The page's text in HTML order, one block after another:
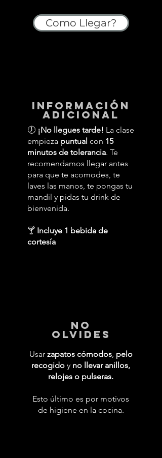
Como Llegar?
información
adicional
🕖 ¡No llegues tarde! La clase
empieza puntual con 15
minutos de tolerancia. Te
recomendamos llegar antes
para que te acomodes, te
laves las manos, te pongas tu
mandil y pidas tu drink de
bienvenida.
🍸 Incluye 1 bebida de
cortesía
No
Olvides
Usar zapatos cómodos, pelo
recogido y no llevar anillos,
relojes o pulseras.
Esto último es por motivos
de higiene en la cocina.